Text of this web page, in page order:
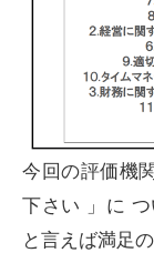
今回の評価機
下さい 」に
と言えば満足